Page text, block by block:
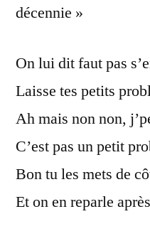
décennie »
On lui dit faut pas
Laisse tes petits
Ah mais non non,
C’est pas un petit
Bon tu les mets de
Et on en reparle